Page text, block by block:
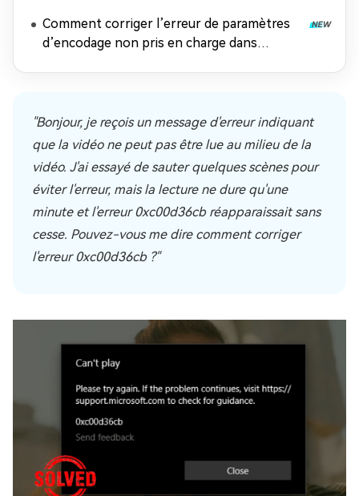
Comment corriger l’erreur de paramètres
d’encodage non pris en charge dans
"Bonjour, je reçois un message d'erreur indiquant
que la vidéo ne peut pas être lue au milieu de la
vidéo. J'ai essayé de sauter quelques scènes pour
éviter l'erreur, mais la lecture ne dure qu'une
minute et l'erreur 0xc00d36cb réapparaissait sans
cesse. Pouvez-vous me dire comment corriger
l'erreur 0xc00d36cb ?"